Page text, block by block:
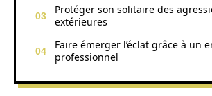
Protéger son solitaire des
extérieures
Faire émerger l’éclat grâce à un
professionnel